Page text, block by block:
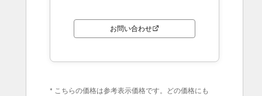
お問い合わせ
* こちらの価格は参考表示価格です。どの価格にも